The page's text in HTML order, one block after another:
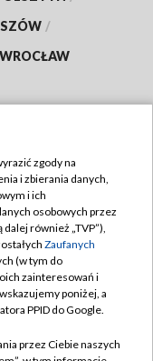
/
WROCŁAW
zgody na
i zbierania danych,
i ich
osobowych przez
również „TVP”),
Zaufanych
(w tym do
zainteresowań i
poniżej, a
PPID do Google.
przez Ciebie naszych